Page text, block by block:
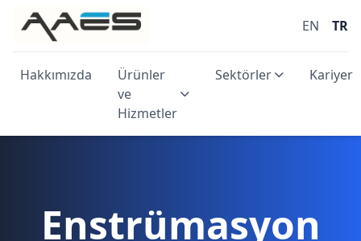
EN TR
Hakkımızda
Ürünler
ve
Hizmetler
Sektörler Kariyer
Enstrümasyon